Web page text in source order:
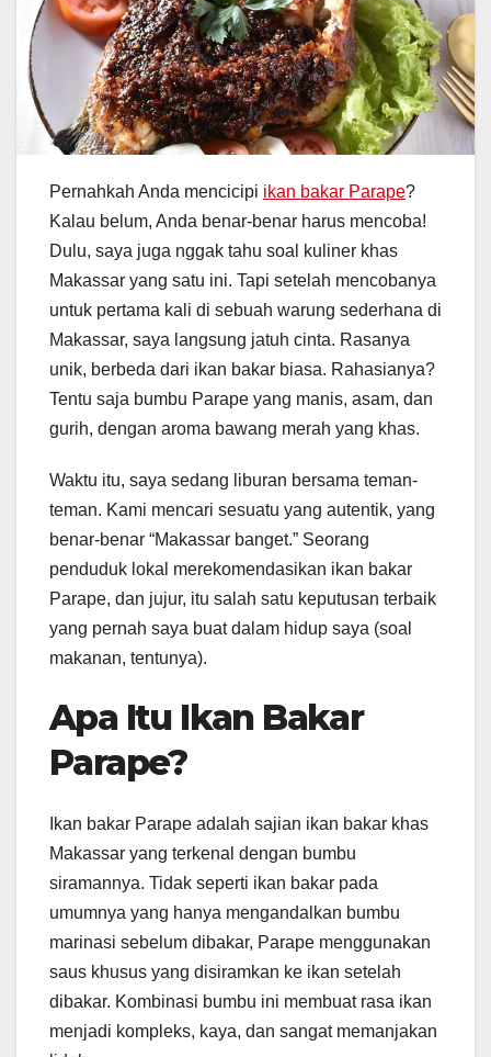
Pernahkah Anda mencicipi ikan bakar Parape?
Kalau belum, Anda benar-benar harus mencoba!
Dulu, saya juga nggak tahu soal kuliner khas
Makassar yang satu ini. Tapi setelah mencobanya
untuk pertama kali di sebuah warung sederhana di
Makassar, saya langsung jatuh cinta. Rasanya
unik, berbeda dari ikan bakar biasa. Rahasianya?
Tentu saja bumbu Parape yang manis, asam, dan
gurih, dengan aroma bawang merah yang khas.
Waktu itu, saya sedang liburan bersama teman-
teman. Kami mencari sesuatu yang autentik, yang
benar-benar “Makassar banget.” Seorang
penduduk lokal merekomendasikan ikan bakar
Parape, dan jujur, itu salah satu keputusan terbaik
yang pernah saya buat dalam hidup saya (soal
makanan, tentunya).
Apa Itu Ikan Bakar
Parape?
Ikan bakar Parape adalah sajian ikan bakar khas
Makassar yang terkenal dengan bumbu
siramannya. Tidak seperti ikan bakar pada
umumnya yang hanya mengandalkan bumbu
marinasi sebelum dibakar, Parape menggunakan
saus khusus yang disiramkan ke ikan setelah
dibakar. Kombinasi bumbu ini membuat rasa ikan
menjadi kompleks, kaya, dan sangat memanjakan